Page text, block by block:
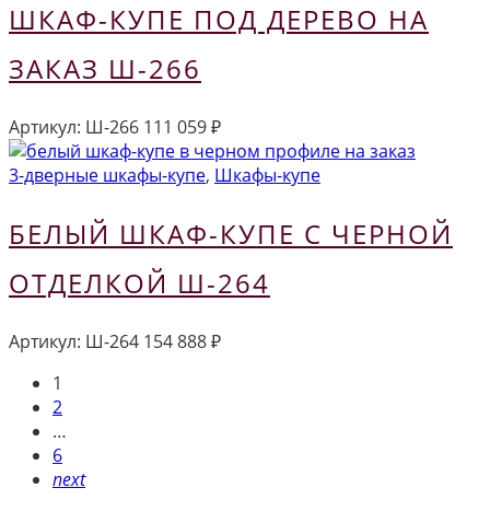
ШКАФ-КУПЕ ПОД ДЕРЕВО НА
ЗАКАЗ Ш-266
Артикул: Ш-266 111 059₽
3-дверные шкафы-купе, Шкафы-купе
БЕЛЫЙ ШКАФ-КУПЕ С ЧЕРНОЙ
ОТДЕЛКОЙ Ш-264
Артикул: Ш-264 154 888₽
1
2
…
6
next